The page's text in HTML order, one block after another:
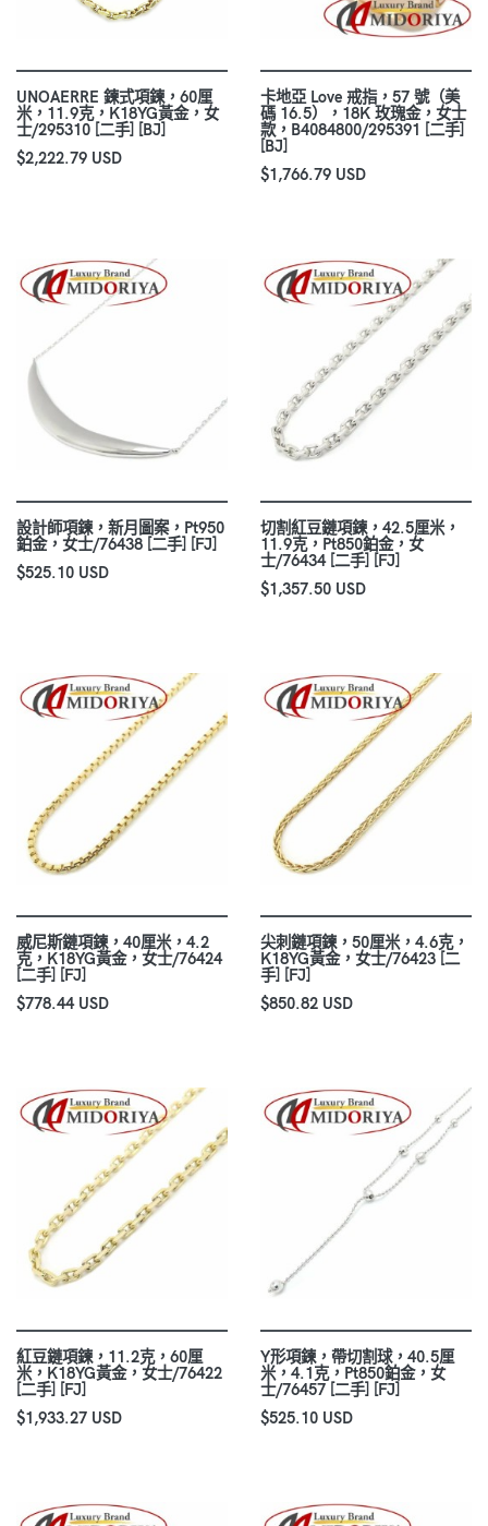
UNOAERRE 鍊式項鍊，60厘
米，11.9克，K18YG黃金，女
士/295310 [二手] [BJ]
$2,222.79 USD
卡地亞 Love 戒指，57 號（美
碼 16.5），18K 玫瑰金，女士
款，B4084800/295391 [二手]
[BJ]
$1,766.79 USD
設計師項鍊，新月圖案，Pt950
鉑金，女士/76438 [二手] [FJ]
$525.10 USD
切割紅豆鏈項鍊，42.5厘米，
11.9克，Pt850鉑金，女
士/76434 [二手] [FJ]
$1,357.50 USD
威尼斯鏈項鍊，40厘米，4.2
克，K18YG黃金，女士/76424
[二手] [FJ]
$778.44 USD
尖刺鏈項鍊，50厘米，4.6克，
K18YG黃金，女士/76423 [二
手] [FJ]
$850.82 USD
紅豆鏈項鍊，11.2克，60厘
米，K18YG黃金，女士/76422
[二手] [FJ]
$1,933.27 USD
Y形項鍊，帶切割球，40.5厘
米，4.1克，Pt850鉑金，女
士/76457 [二手] [FJ]
$525.10 USD